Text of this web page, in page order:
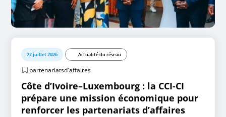
22 juillet 2026 Actualité du réseau
partenariatsd'affaires
Côte d’Ivoire–Luxembourg : la CCI-CI
prépare une mission économique pour
renforcer les partenariats d’affaires